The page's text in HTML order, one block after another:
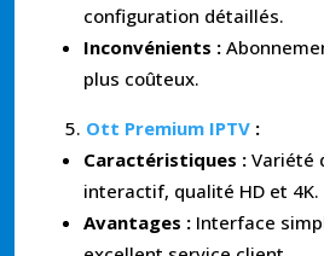
configuration détaillés.
Inconvénients :
plus coûteux.
Ott Premium IPTV :
Caractéristiques : Variété
interactif, qualité HD et 4K.
Avantages : Interface